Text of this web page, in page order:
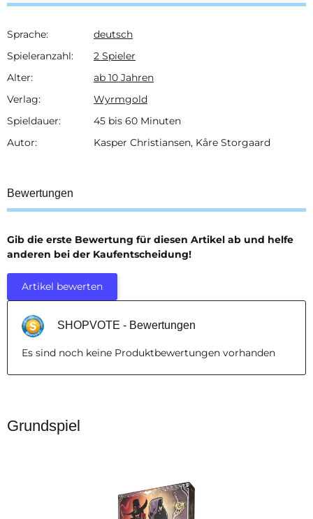
Produkteigenschaft
Wert
Sprache:
deutsch
Spieleranzahl:
2 Spieler
Alter:
ab 10 Jahren
Verlag:
Wyrmgold
Spieldauer:
45 bis 60 Minuten
Autor:
Kasper Christiansen, Kåre Storgaard
Bewertungen
Gib die erste Bewertung für diesen Artikel ab und helfe
anderen bei der Kaufentscheidung!
Artikel bewerten
SHOPVOTE - Bewertungen
Es sind noch keine Produktbewertungen vorhanden
Grundspiel